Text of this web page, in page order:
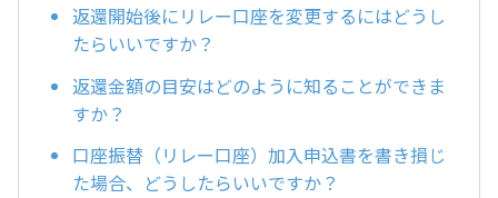
返還開始後にリレー口座を変更するにはどうし
たらいいですか？
返還金額の目安はどのように知ることができま
すか？
口座振替（リレー口座）加入申込書を書き損じ
た場合、どうしたらいいですか？